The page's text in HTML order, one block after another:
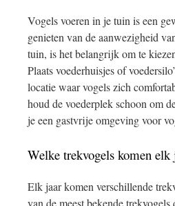
Vogels voeren in je tuin is een
genieten van de aanwezigheid
tuin, is het belangrijk om te
Plaats voederhuisjes of
locatie waar vogels zich
houd de voederplek schoon om
je een gastvrije omgeving voor
Welke trekvogels komen elk
Elk jaar komen verschillende
van de meest bekende